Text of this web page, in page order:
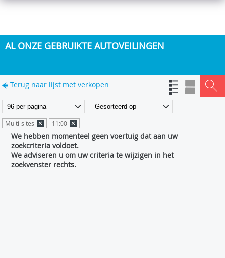
AL ONZE GEBRUIKTE AUTOVEILINGEN
Terug naar lijst met verkopen
Multi-sites 11:00
We hebben momenteel geen voertuig dat aan uw
zoekcriteria voldoet.
We adviseren u om uw criteria te wijzigen in het
zoekvenster rechts.